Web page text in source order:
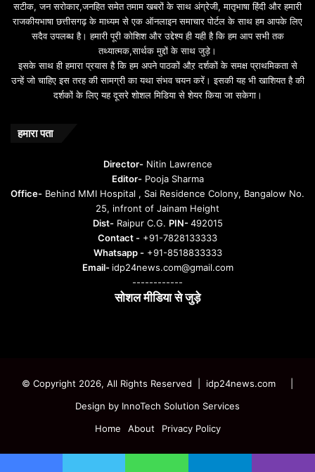
e
d
o
u
सटीक, जन सरोकार,जनहित समेत तमाम खबरों के साथ अंग्रेजी, मातृभाषा हिंदी और हमारी
राजकीयभाषा छत्तीसगढ़ के माध्यम से एक ऑनलाइन समाचार पोर्टल के साथ हम आपके लिए
सदैव उपलब्ध है। हमारी पूरी कोशिश और उद्देश्य ही यही है कि हम आप सभी तक
तथ्यात्मक,सार्थक मुद्दों के साथ जुड़े।
इसके साथ ही हमारा प्रयास है कि हम अपने पाठकों औऱ दर्शकों के समक्ष प्राथमिकता से
उन्हें जो चाहिए इस तरह की सामग्री का यथा संभव चयन करें। इसकी यह भी खाशियत है की
दर्शकों के लिए यह दूसरे शोशल मिडिया से शेयर किया जा सकेगा।
हमारा पता
Director-Nitin Lawrence
Editor-Pooja Sharma
Office- Behind MMI Hospital , Sai Residence Colony, Bangalow No.
25, infront of Jainam Height
Dist-Raipur C.G. PIN-492015
Contact - +91-7828133333
Whatsapp -+91-8518833333
Email- idp24news.com@gmail.com
------------
सोशल मीडिया से जुड़े
© Copyright 2026, All Rights Reserved | idp24news.com
Design by InnoTech Solution Services
Home
About Privacy Policy